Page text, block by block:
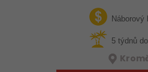
být samostatný specialista s
abys už někdy pracoval…Náborový
5 týdnů